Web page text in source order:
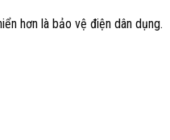
hơn là bảo vệ điện dân dụng.